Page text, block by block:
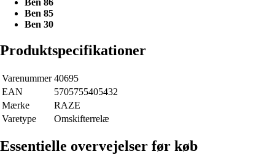
Ben 85
Ben 30
Produktspecifikationer
Varenummer 40695
EAN
5705755405432
Mærke
RAZE
Varetype
Omskifterrelæ
Essentielle overvejelser før køb